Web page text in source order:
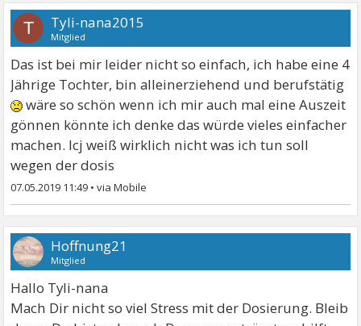
T Tyli-nana2015
Mitglied
Das ist bei mir leider nicht so einfach, ich habe eine 4
Jährige Tochter, bin alleinerziehend und berufstätig
wäre so schön wenn ich mir auch mal eine Auszeit
gönnen könnte ich denke das würde vieles einfacher
machen. Icj weiß wirklich nicht was ich tun soll
wegen der dosis
07.05.2019 11:49 •
Hoffnung21
Mitglied
Hallo Tyli-nana
Mach Dir nicht so viel Stress mit der Dosierung. Bleib